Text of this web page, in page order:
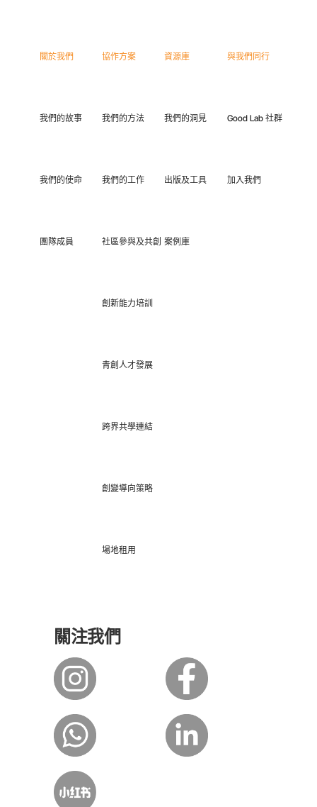
關於我們
我們的故事
我們的使命
團隊成員
協作方案
我們的方法
我們的工作
社區參與及共創
創新能力培訓
青創人才發展
跨界共學連結
創變導向策略
場地租用
資源庫
我們的洞見
出版及工具
案例庫
與我們同行
Good Lab 社群
加入我們
關注我們